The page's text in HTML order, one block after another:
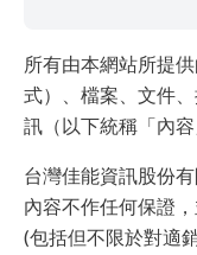
所有由本網站所提
式）、檔案、文件
訊（以下統稱「內容
台灣佳能資訊股份
內容不作任何保證
(包括但不限於對適